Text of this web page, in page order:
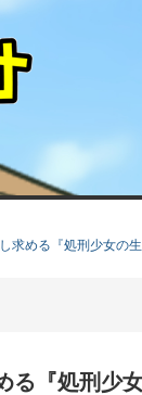
求める『処刑少女の
る『処刑少